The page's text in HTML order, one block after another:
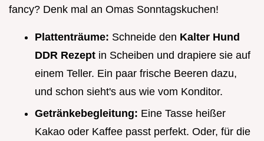
fancy? Denk mal an Omas Sonntagskuchen!
Plattenträume: Schneide den Kalter Hund
DDR Rezept in Scheiben und drapiere sie auf
einem Teller. Ein paar frische Beeren dazu,
und schon sieht's aus wie vom Konditor.
Getränkebegleitung: Eine Tasse heißer
Kakao oder Kaffee passt perfekt. Oder, für die